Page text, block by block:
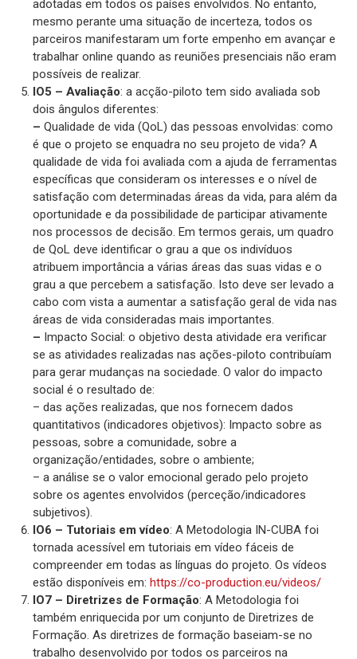
adotadas em todos os países envolvidos. No entanto,
mesmo perante uma situação de incerteza, todos os
parceiros manifestaram um forte empenho em avançar e
trabalhar online quando as reuniões presenciais não eram
possíveis de realizar.
IO5 – Avaliação: a acção-piloto tem sido avaliada sob
dois ângulos diferentes:
– Qualidade de vida (QoL) das pessoas envolvidas: como
é que o projeto se enquadra no seu projeto de vida? A
qualidade de vida foi avaliada com a ajuda de ferramentas
específicas que consideram os interesses e o nível de
satisfação com determinadas áreas da vida, para além da
oportunidade e da possibilidade de participar ativamente
nos processos de decisão. Em termos gerais, um quadro
de QoL deve identificar o grau a que os indivíduos
atribuem importância a várias áreas das suas vidas e o
grau a que percebem a satisfação. Isto deve ser levado a
cabo com vista a aumentar a satisfação geral de vida nas
áreas de vida consideradas mais importantes.
– Impacto Social: o objetivo desta atividade era verificar
se as atividades realizadas nas ações-piloto contribuíam
para gerar mudanças na sociedade. O valor do impacto
social é o resultado de:
– das ações realizadas, que nos fornecem dados
quantitativos (indicadores objetivos): Impacto sobre as
pessoas, sobre a comunidade, sobre a
organização/entidades, sobre o ambiente;
– a análise se o valor emocional gerado pelo projeto
sobre os agentes envolvidos (perceção/indicadores
subjetivos).
IO6 – Tutoriais em vídeo: A Metodologia IN-CUBA foi
tornada acessível em tutoriais em vídeo fáceis de
compreender em todas as línguas do projeto. Os vídeos
estão disponíveis em: https://co-production.eu/videos/
IO7 – Diretrizes de Formação: A Metodologia foi
também enriquecida por um conjunto de Diretrizes de
Formação. As diretrizes de formação baseiam-se no
trabalho desenvolvido por todos os parceiros na